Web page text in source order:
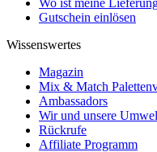
Gutschein einlösen
Wissenswertes
Magazin
Mix & Match
Ambassadors
Wir und unsere
Rückrufe
Affiliate Programm